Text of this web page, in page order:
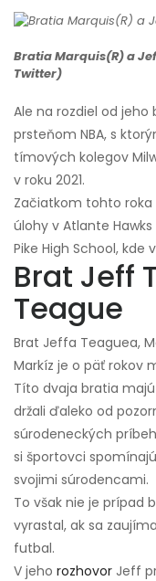
Bratia Marquis(R) a
Twitter)
Ale na rozdiel od
prsteňom NBA, s
tímových kolegov
v roku 2021.
Začiatkom tohto roka
úlohy v Atlante
Pike High School, kde
Brat Jeff
Teague
Brat Jeffa Teaguea,
Markíz je o päť rokov
Títo dvaja bratia
držali ďaleko od
súrodeneckých
si športovci
svojimi súrodencami.
To však nie je prípad
vyrastal, ak sa
futbal.
V jeho rozhovor Jeff